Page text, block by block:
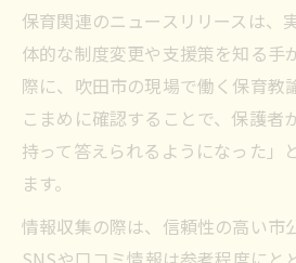
保育関連のニュースリリースは、
体的な制度変更や支援策を知る手
際に、吹田市の現場で働く保育教
こまめに確認することで、保護者
持って答えられるようになった」
ます。
情報収集の際は、信頼性の高い市